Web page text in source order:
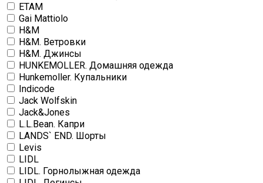
ETAM
Gai Mattiolo
H&M
H&M. Ветровки
H&M. Джинсы
HUNKEMOLLER. Домашняя одежда
Hunkemoller. Купальники
Indicode
Jack Wolfskin
Jack&Jones
L.L.Bean. Капри
LANDS` END. Шорты
Levis
LIDL
LIDL. Горнолыжная одежда